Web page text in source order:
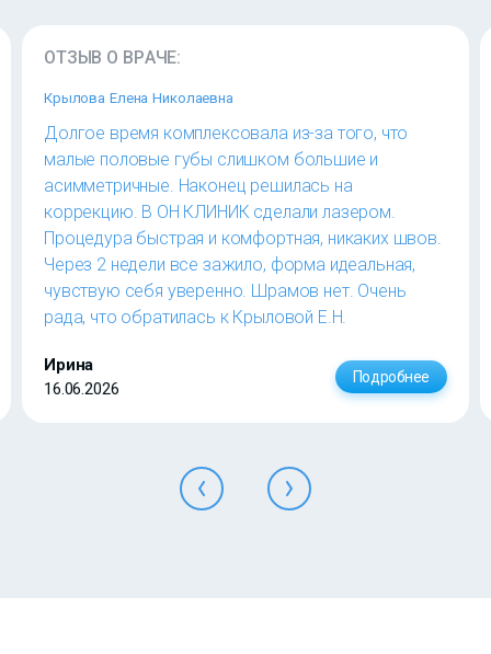
ОТЗЫВ О ВРАЧЕ:
Крылова Елена Николаевна
Долгое время комплексовала из-за того, что
малые половые губы слишком большие и
асимметричные. Наконец решилась на
коррекцию. В ОН КЛИНИК сделали лазером.
Процедура быстрая и комфортная, никаких швов.
Через 2 недели все зажило, форма идеальная,
чувствую себя уверенно. Шрамов нет. Очень
рада, что обратилась к Крыловой Е.Н.
Ирина
16.06.2026
Подробнее